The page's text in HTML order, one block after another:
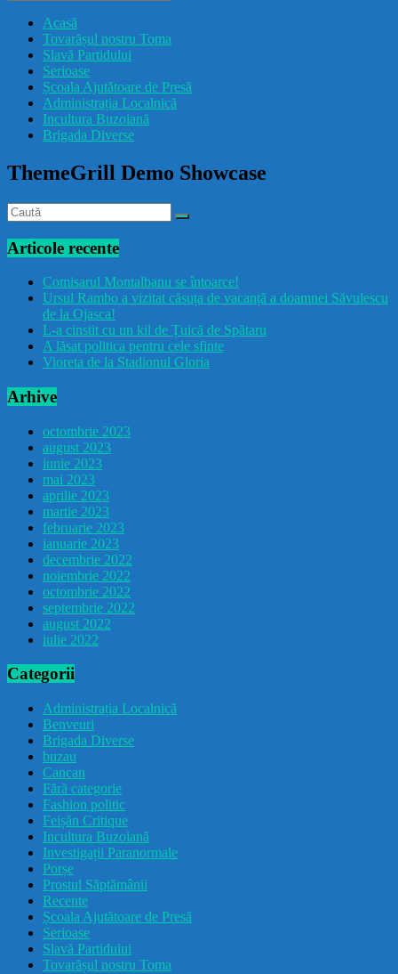
Acasă
Tovarășul nostru Toma
Slavă Partidului
Serioase
Școala Ajutătoare de Presă
Administrația Localnică
Incultura Buzoiană
Brigada Diverse
ThemeGrill Demo Showcase
Articole recente
Comisarul Montalbanu se întoarce!
Ursul Rambo a vizitat căsuța de vacanță a doamnei Săvulescu
de la Ojasca!
L-a cinstit cu un kil de Țuică de Spătaru
A lăsat politica pentru cele sfinte
Vioreta de la Stadionul Gloria
Arhive
octombrie 2023
august 2023
iunie 2023
mai 2023
aprilie 2023
martie 2023
februarie 2023
ianuarie 2023
decembrie 2022
noiembrie 2022
octombrie 2022
septembrie 2022
august 2022
iulie 2022
Categorii
Administrația Localnică
Benveuri
Brigada Diverse
buzau
Cancan
Fără categorie
Fashion politic
Feișăn Critique
Incultura Buzoiană
Investigații Paranormale
Porșe
Prostul Săptămânii
Recente
Școala Ajutătoare de Presă
Serioase
Slavă Partidului
Tovarășul nostru Toma